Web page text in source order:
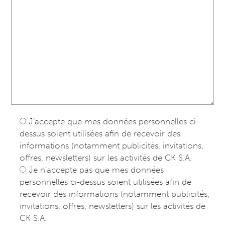
J’accepte que mes données personnelles ci-
dessus soient utilisées afin de recevoir des
informations (notamment publicités, invitations,
offres, newsletters) sur les activités de CK S.A.
Je n’accepte pas que mes données
personnelles ci-dessus soient utilisées afin de
recevoir des informations (notamment publicités,
invitations, offres, newsletters) sur les activités de
CK S.A.